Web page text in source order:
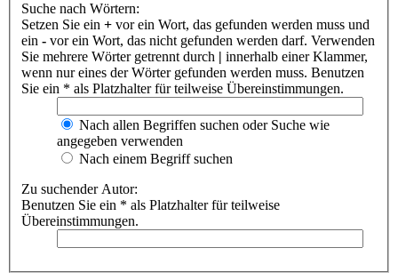
Suche nach Wörtern:
Setzen Sie ein + vor ein Wort, das gefunden werden muss und
ein - vor ein Wort, das nicht gefunden werden darf. Verwenden
Sie mehrere Wörter getrennt durch | innerhalb einer Klammer,
wenn nur eines der Wörter gefunden werden muss. Benutzen
Sie ein * als Platzhalter für teilweise Übereinstimmungen.
Nach allen Begriffen suchen oder Suche wie
angegeben verwenden
Nach einem Begriff suchen
Zu suchender Autor:
Benutzen Sie ein * als Platzhalter für teilweise
Übereinstimmungen.